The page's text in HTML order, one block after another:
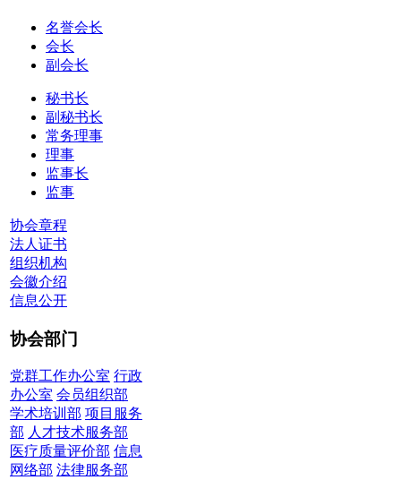
名誉会长
会长
副会长
秘书长
副秘书长
常务理事
理事
监事长
监事
协会章程
法人证书
组织机构
会徽介绍
信息公开
协会部门
党群工作办公室 行政
办公室 会员组织部
学术培训部 项目服务
部 人才技术服务部
医疗质量评价部 信息
网络部 法律服务部